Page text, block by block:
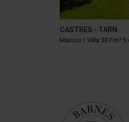
CASTRES - TARN
Maison / Villa 307 m²